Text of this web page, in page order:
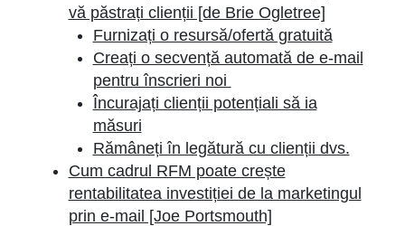
vă păstrați clienții [de Brie Ogletree]
Furnizați o resursă/ofertă gratuită
Creați o secvență automată de e-mail
pentru înscrieri noi
Încurajați clienții potențiali să ia
măsuri
Rămâneți în legătură cu clienții dvs.
Cum cadrul RFM poate crește
rentabilitatea investiției de la marketingul
prin e-mail [Joe Portsmouth]